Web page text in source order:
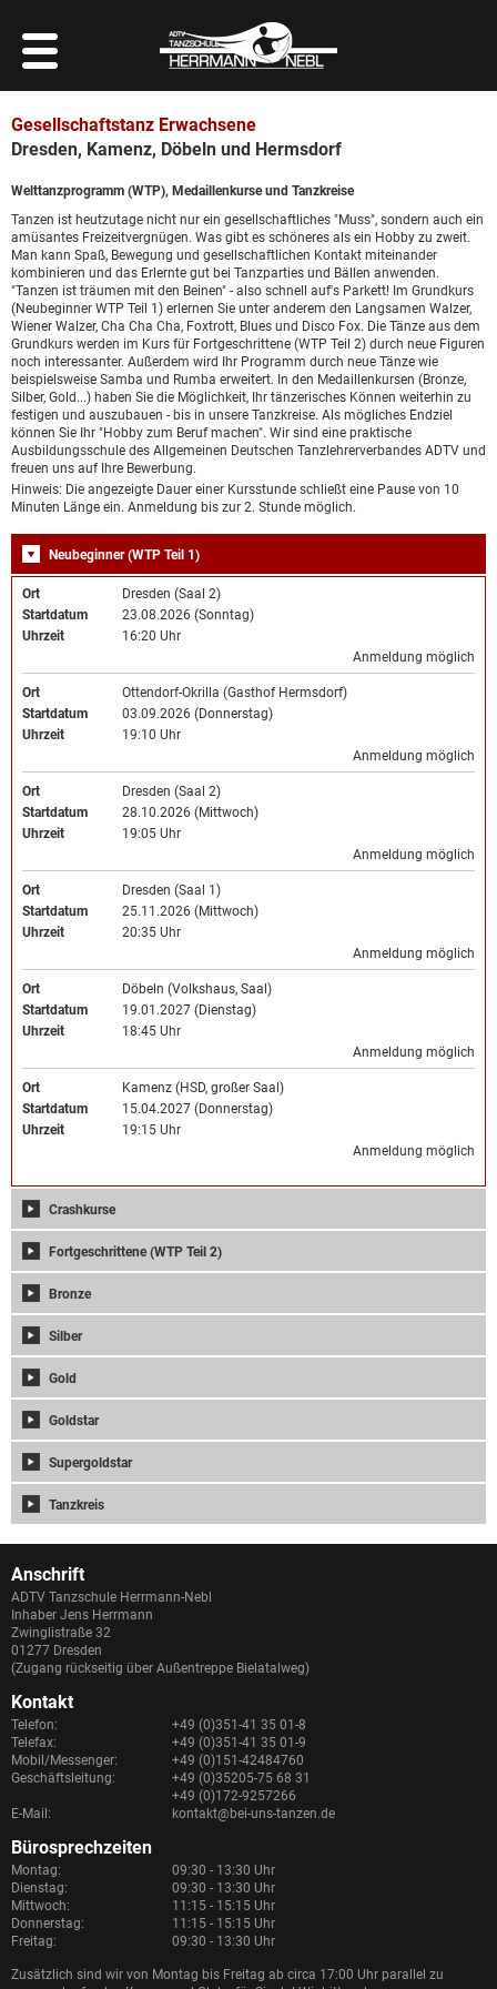
Gesellschaftstanz Erwachsene
Dresden, Kamenz, Döbeln und Hermsdorf
Welttanzprogramm (WTP), Medaillenkurse und Tanzkreise
Tanzen ist heutzutage nicht nur ein gesellschaftliches "Muss", sondern auch ein
amüsantes Freizeitvergnügen. Was gibt es schöneres als ein Hobby zu zweit.
Man kann Spaß, Bewegung und gesellschaftlichen Kontakt miteinander
kombinieren und das Erlernte gut bei Tanzparties und Bällen anwenden.
"Tanzen ist träumen mit den Beinen" - also schnell auf's Parkett! Im Grundkurs
(Neubeginner WTP Teil 1) erlernen Sie unter anderem den Langsamen Walzer,
Wiener Walzer, Cha Cha Cha, Foxtrott, Blues und Disco Fox. Die Tänze aus dem
Grundkurs werden im Kurs für Fortgeschrittene (WTP Teil 2) durch neue Figuren
noch interessanter. Außerdem wird Ihr Programm durch neue Tänze wie
beispielsweise Samba und Rumba erweitert. In den Medaillenkursen (Bronze,
Silber, Gold...) haben Sie die Möglichkeit, Ihr tänzerisches Können weiterhin zu
festigen und auszubauen - bis in unsere Tanzkreise. Als mögliches Endziel
können Sie Ihr "Hobby zum Beruf machen". Wir sind eine praktische
Ausbildungsschule des Allgemeinen Deutschen Tanzlehrerverbandes ADTV und
freuen uns auf Ihre Bewerbung.
Hinweis: Die angezeigte Dauer einer Kursstunde schließt eine Pause von 10
Minuten Länge ein. Anmeldung bis zur 2. Stunde möglich.
Neubeginner (WTP Teil 1)
Ort
Dresden (Saal 2)
Startdatum
23.08.2026 (Sonntag)
Uhrzeit
16:20 Uhr
Anmeldung möglich
Ort
Ottendorf-Okrilla (Gasthof Hermsdorf)
Startdatum
03.09.2026 (Donnerstag)
Uhrzeit
19:10 Uhr
Anmeldung möglich
Ort
Dresden (Saal 2)
Startdatum
28.10.2026 (Mittwoch)
Uhrzeit
19:05 Uhr
Anmeldung möglich
Ort
Dresden (Saal 1)
Startdatum
25.11.2026 (Mittwoch)
Uhrzeit
20:35 Uhr
Anmeldung möglich
Ort
Döbeln (Volkshaus, Saal)
Startdatum
19.01.2027 (Dienstag)
Uhrzeit
18:45 Uhr
Anmeldung möglich
Ort
Kamenz (HSD, großer Saal)
Startdatum
15.04.2027 (Donnerstag)
Uhrzeit
19:15 Uhr
Anmeldung möglich
Crashkurse
Fortgeschrittene (WTP Teil 2)
Bronze
Silber
Gold
Goldstar
Supergoldstar
Tanzkreis
Anschrift
ADTV Tanzschule Herrmann-Nebl
Inhaber Jens Herrmann
Zwinglistraße 32
01277 Dresden
(Zugang rückseitig über Außentreppe Bielatalweg)
Kontakt
Telefon:
+49 (0)351-41 35 01-8
Telefax:
+49 (0)351-41 35 01-9
Mobil/Messenger:
+49 (0)151-42484760
Geschäftsleitung:
+49 (0)35205-75 68 31
+49 (0)172-9257266
E-Mail:
kontakt@bei-uns-tanzen.de
Bürosprechzeiten
Montag:
09:30 - 13:30 Uhr
Dienstag:
09:30 - 13:30 Uhr
Mittwoch:
11:15 - 15:15 Uhr
Donnerstag:
11:15 - 15:15 Uhr
Freitag:
09:30 - 13:30 Uhr
Zusätzlich sind wir von Montag bis Freitag ab circa 17:00 Uhr parallel zu